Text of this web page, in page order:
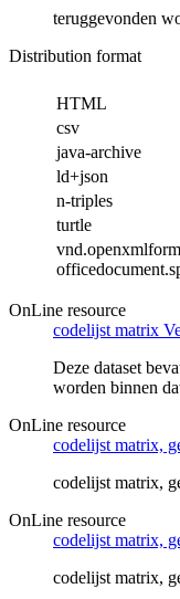
teruggevonden
Distribution format
HTML
csv
java-archive
ld+json
n-triples
turtle
OnLine resource
codelijst matrix
Deze dataset
worden binnen
OnLine resource
codelijst matrix,
codelijst matrix,
OnLine resource
codelijst matrix,
codelijst matrix,